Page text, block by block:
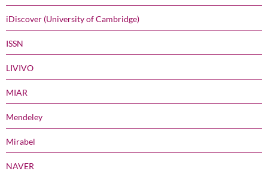
iDiscover (University of Cambridge)
ISSN
LIVIVO
MIAR
Mendeley
Mirabel
NAVER